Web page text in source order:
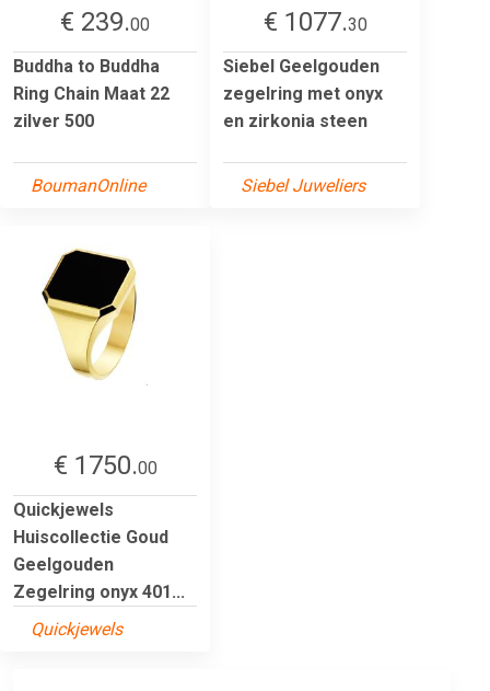
€ 239.00
Buddha to Buddha
Ring Chain Maat 22
zilver 500
BoumanOnline
€ 1077.30
Siebel Geelgouden
zegelring met onyx
en zirkonia steen
Siebel Juweliers
€ 1750.00
Quickjewels
Huiscollectie Goud
Geelgouden
Zegelring onyx 401...
Quickjewels